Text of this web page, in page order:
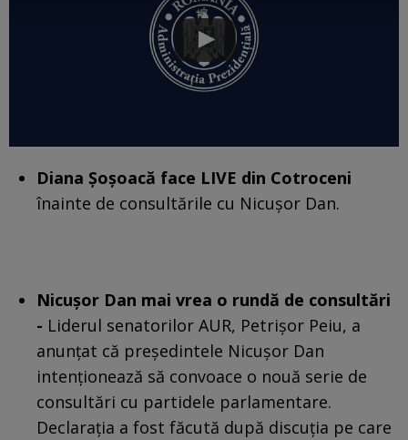
Diana Şoşoacă face LIVE din Cotroceni
înainte de consultările cu Nicuşor Dan.
Nicușor Dan mai vrea o rundă de consultări
- Liderul senatorilor AUR, Petrișor Peiu, a
anunțat că președintele Nicușor Dan
intenționează să convoace o nouă serie de
consultări cu partidele parlamentare.
Declarația a fost făcută după discuția pe care